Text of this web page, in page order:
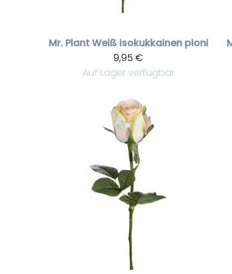
Mr. PlantWeiß isokukkainen pioni
9,95 €
Auf Lager verfügbar